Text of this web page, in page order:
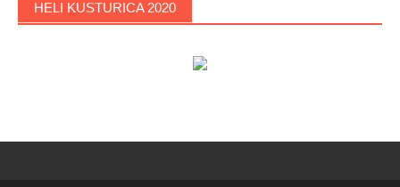
HELI KUSTURICA 2020